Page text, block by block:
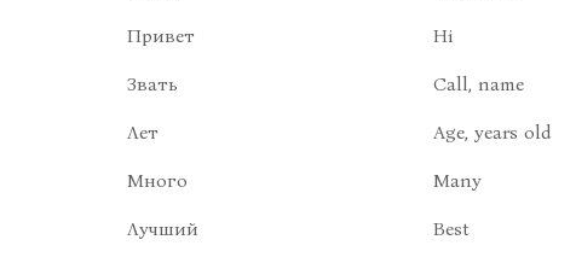
Привет Hi
Звать Call, name
Лет Age, years old
Много Many
Лучший Best